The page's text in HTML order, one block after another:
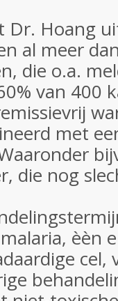
Dr. Hoang
al meer
die o.a.
van 400
met
die nog
èèn
cel,